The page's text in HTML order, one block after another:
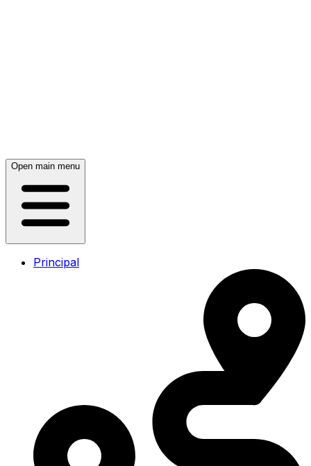
Open main menu
Principal